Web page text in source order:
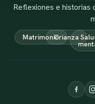
Reflexiones e historias
MatrimonioCrianza